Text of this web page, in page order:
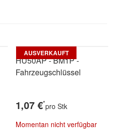
AUSVERKAUFT
HU50AP - BM1P -
Fahrzeugschlüssel
1,07 €*pro Stk
Momentan nicht verfügbar